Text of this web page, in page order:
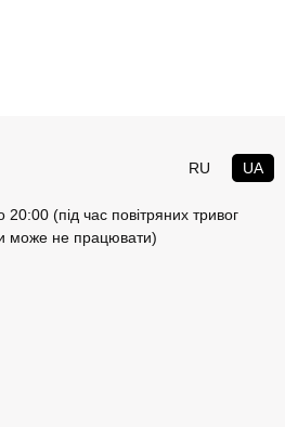
RU UA
(під час повітряних тривог
може не працювати)